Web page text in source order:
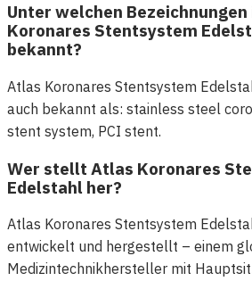
Unter welchen
Koronares Stentsystem
bekannt?
Atlas Koronares Stentsystem
auch bekannt als: stainless steel
stent system, PCI stent.
Wer stellt Atlas Koronares
Edelstahl her?
Atlas Koronares Stentsystem
entwickelt und hergestellt – einem
Medizintechnikhersteller mit